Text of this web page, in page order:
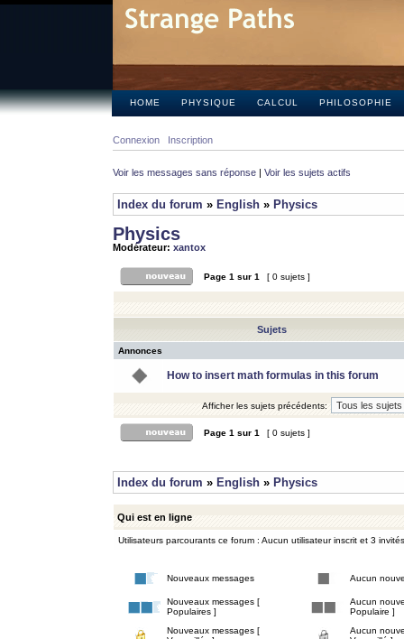
HOME PHYSIQUE CALCUL PHILOSOPHIE
Connexion Inscription
Voir les messages sans réponse | Voir les sujets actifs
Index du forum » English » Physics
Physics
Modérateur: xantox
Page 1 sur 1 [ 0 sujets ]
Sujets
Annonces
How to insert math formulas in this forum
Afficher les sujets précédents:
Page 1 sur 1 [ 0 sujets ]
Index du forum » English » Physics
Qui est en ligne
Utilisateurs parcourants ce forum : Aucun utilisateur inscrit et 3 invités
Nouveaux messages Aucun
Nouveaux messages [
Populaires ]
Aucun
Populaire ]
Nouveaux messages [
Aucun